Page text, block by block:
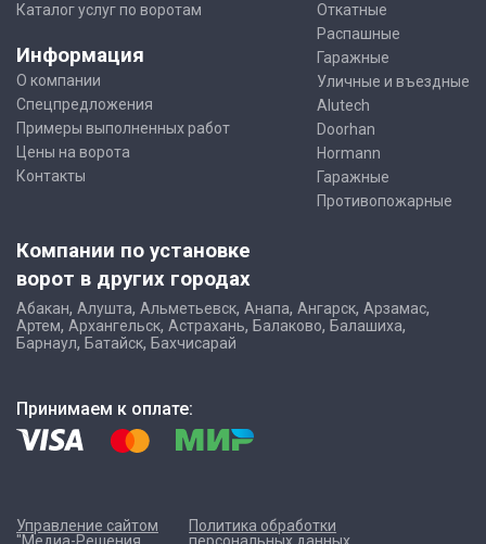
Каталог услуг по воротам
Информация
О компании
Спецпредложения
Примеры выполненных работ
Цены на ворота
Контакты
Откатные
Распашные
Гаражные
Уличные и въездные
Alutech
Doorhan
Hormann
Гаражные
Противопожарные
Компании по установке
ворот в других городах
Абакан, Алушта, Альметьевск, Анапа, Ангарск, Арзамас,
Артем, Архангельск, Астрахань, Балаково, Балашиха,
Барнаул, Батайск, Бахчисарай
Принимаем к оплате:
Управление сайтом
Политика обработки